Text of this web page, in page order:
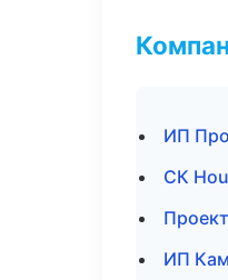
ИП
СК
ИП